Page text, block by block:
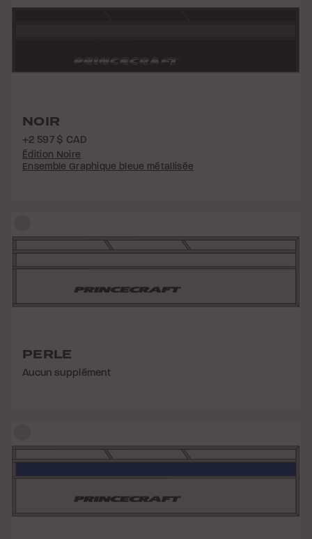
NOIR
+2 597 $ CAD
Édition Noire
Ensemble Graphique bleue métallisée
PERLE
Aucun supplément